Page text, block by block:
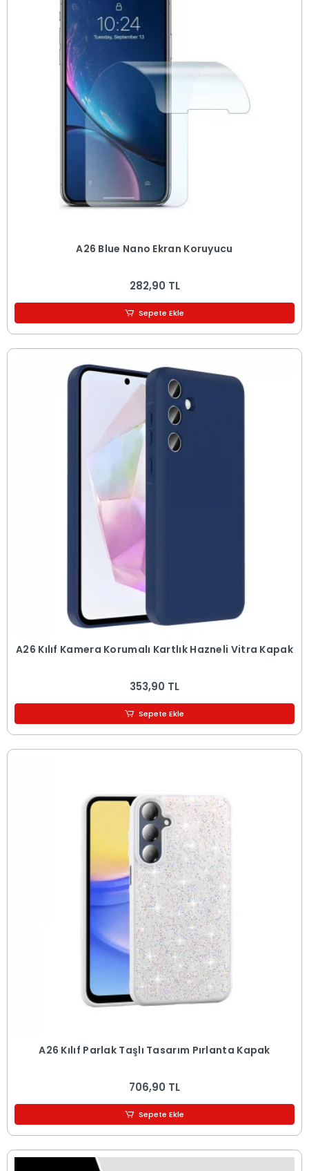
A26 Blue Nano Ekran Koruyucu
282,90 TL
Sepete Ekle
A26 Kılıf Kamera Korumalı Kartlık Hazneli Vitra Kapak
353,90 TL
Sepete Ekle
A26 Kılıf Parlak Taşlı Tasarım Pırlanta Kapak
706,90 TL
Sepete Ekle